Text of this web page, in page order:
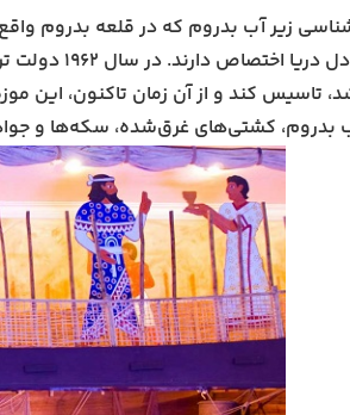
کشف‌شده از
تاسیس کند و از آن زمان تاکنون، این
بدروم، کشتی‌های غرق‌شده، سکه‌ها و